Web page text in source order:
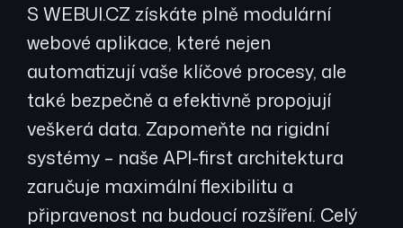
S WEBUI.CZ získáte plně modulární
webové aplikace, které nejen
automatizují vaše klíčové procesy, ale
také bezpečně a efektivně propojují
veškerá data. Zapomeňte na rigidní
systémy – naše API-first architektura
zaručuje maximální flexibilitu a
připravenost na budoucí rozšíření. Celý